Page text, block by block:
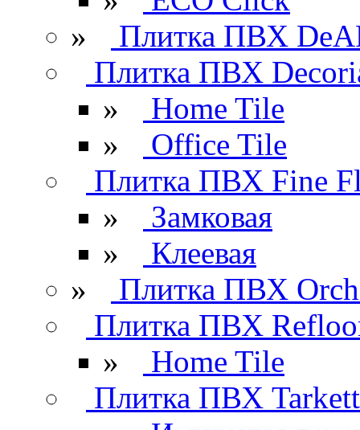
»
Плитка ПВХ
Плитка ПВХ
»
Home Tile
»
Office Tile
Плитка ПВХ Fine
»
Замковая
»
Клеевая
»
Плитка ПВХ
Плитка ПВХ
»
Home Tile
Плитка ПВХ Tarkett